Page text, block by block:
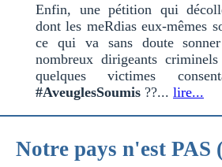
Enfin, une pétition qui
dont les meRdias eux-mêmes
ce qui va sans doute
nombreux dirigeants
quelques victimes
#AveuglesSoumis ??... lire...
Notre pays n'est PAS